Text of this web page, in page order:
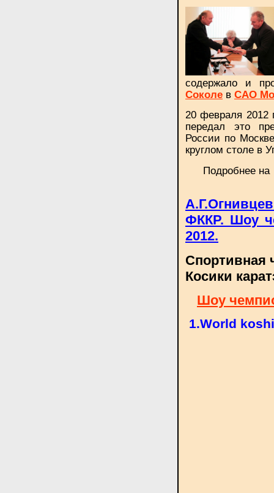
содержало и
Соколе в САО
20 февраля 2012
передал это
России по
круглом столе в
Подробнее
ФККР. Шоу
2012.
Спортивная
Косики
Шоу
1.World